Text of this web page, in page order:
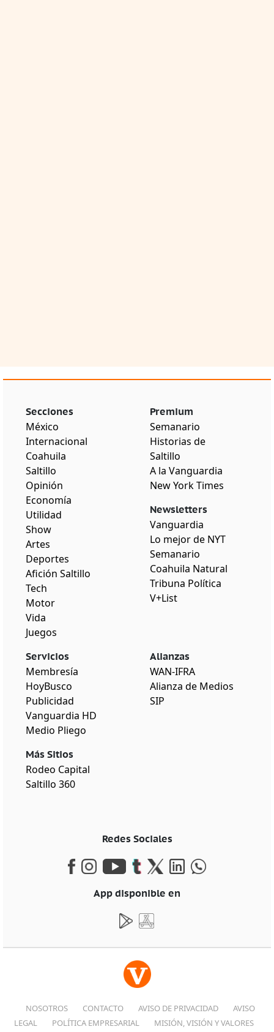
Secciones
México
Internacional
Coahuila
Saltillo
Opinión
Economía
Utilidad
Show
Artes
Deportes
Afición Saltillo
Tech
Motor
Vida
Juegos
Premium
Semanario
Historias de
Saltillo
A la Vanguardia
New York Times
Newsletters
Vanguardia
Lo mejor de NYT
Semanario
Coahuila Natural
Tribuna Política
V+List
Servicios
Membresía
HoyBusco
Publicidad
Vanguardia HD
Medio Pliego
Más Sitios
Rodeo Capital
Saltillo 360
Alianzas
WAN-IFRA
Alianza de Medios
SIP
Redes Sociales
App disponible en
NOSOTROS CONTACTO AVISO DE PRIVACIDAD
AVISO
LEGAL
POLÍTICA EMPRESARIAL
MISIÓN, VISIÓN Y VALORES